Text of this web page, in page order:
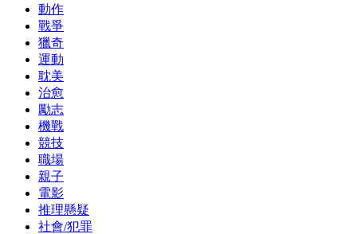
動作
戰爭
獵奇
運動
耽美
治愈
勵志
機戰
競技
職場
親子
電影
推理懸疑
社會/犯罪